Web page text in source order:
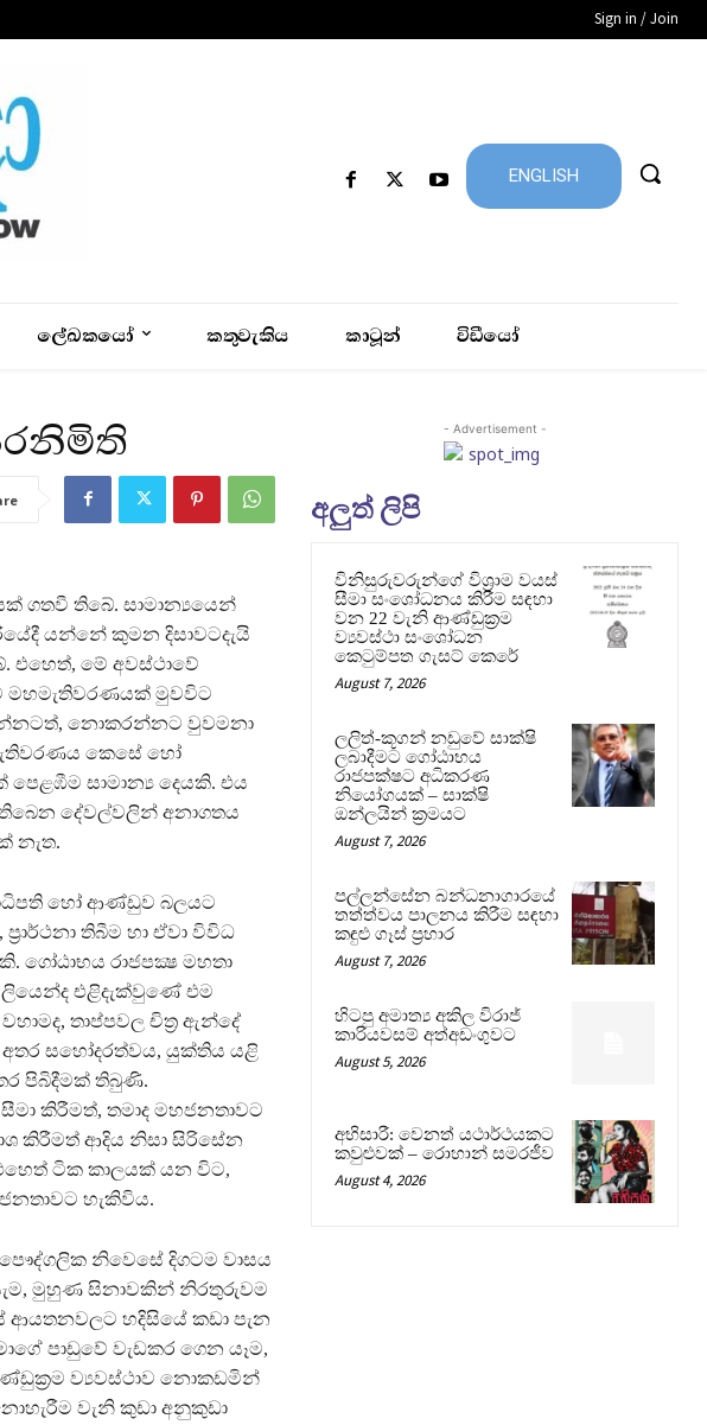
Sign in / Join
ENGLISH
ලේඛකයෝ කතුවැකිය කාටූන් විඩීයෝ
ගතවී තිබේ. සාමාන්‍යයෙන්
යන්නේ කුමන දිසාවටදැයි
එහෙත්, මේ අවස්ථාවේ
මුවවිට
නොකරන්නට වුවමනා
කෙසේ හෝ
සාමාන්‍ය දෙයකි. එය
දේවල්වලින් අනාගතය
නැත.
හෝ ආණ්ඩුව බලයට
තිබීම හා ඒවා විවිධ
ගෝඨාභය රාජපක්‍ෂ මහතා
එළිදැක්වුණේ එම
තාප්පවල චිත‍්‍ර ඇන්දේ
අතර සහෝදරත්වය, යුක්තිය යළි
පිබිදීමක් තිබුණි.
කිරීමත්, තමාද මහජනතාවට
කිරීමත් ආදිය නිසා සිරිසේන
ටික කාලයක් යන විට,
හැකිවිය.
නිවෙසේ දිගටම වාසය
මුහුණ සිනාවකින් නිරතුරුවම
ආයතනවලට හදිසියේ කඩා පැන
පාඩුවේ වැඩකර ගෙන යෑම,
ව්‍යවස්ථාව නොකඩමින්
වැනි කුඩා අනුකුඩා
- Advertisement -
අලුත් ලිපි
විනිසුරුවරුන්ගේ විශ්‍රාම වයස්
සීමා සංශෝධනය කිරීම සඳහා
වන 22 වැනි ආණ්ඩුක්‍රම
ව්‍යවස්ථා සංශෝධන
කෙටුම්පත ගැසට් කෙරේ
August 7, 2026
ලලිත්-කූගන් නඩුවේ සාක්ෂි
ලබාදීමට ගෝඨාභය
රාජපක්ෂට අධිකරණ
නියෝගයක් – සාක්ෂි
ඔන්ලයින් ක්‍රමයට
August 7, 2026
පල්ලන්සේන බන්ධනාගාරයේ
තත්ත්වය පාලනය කිරීම සඳහා
කඳුළු ගෑස් ප්‍රහාර
August 7, 2026
හිටපු අමාත්‍ය අකිල විරාජ්
කාරියවසම් අත්අඩංගුවට
August 5, 2026
අභිසාරී: වෙනත් යථාර්ථයකට
කවුළුවක් – රොහාන් සමරජීව
August 4, 2026